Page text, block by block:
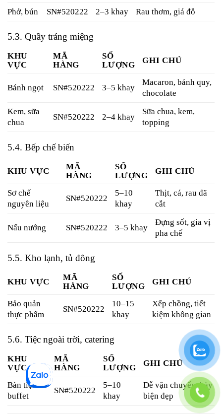
Phở, bún
SN#520222 2–3 khay Rau thơm, giá đỗ
5.3. Quầy tráng miệng
KHU
VỰC
MÃ
HÀNG
SỐ
LƯỢNG
GHI CHÚ
Bánh ngọt SN#520222 3–5 khay
Macaron, bánh quy,
chocolate
Kem, sữa
chua
SN#520222 2–4 khay
Sữa chua, kem,
topping
5.4. Bếp chế biến
KHU VỰC
MÃ
HÀNG
SỐ
LƯỢNG
GHI CHÚ
Sơ chế
nguyên liệu
SN#520222
5–10
khay
Thịt, cá, rau đã
cắt
Nấu nướng SN#520222 3–5 khay
Đựng sốt, gia vị
pha chế
5.5. Kho lạnh, tủ đông
KHU VỰC
MÃ
HÀNG
SỐ
LƯỢNG
GHI CHÚ
Bảo quản
thực phẩm
SN#520222
10–15
khay
Xếp chồng, tiết
kiệm không gian
5.6. Tiệc ngoài trời, catering
KHU
VỰC
MÃ
HÀNG
SỐ
LƯỢNG
GHI CHÚ
Bàn tiệc
buffet
SN#520222
5–10
khay
Dễ vận chuyển, bày
biện đẹp